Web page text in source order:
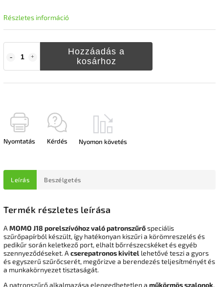
Hozzáadás a
kosárhoz
Részletes információ
Nyomtatás Kérdés Nyomon követés
Leírás Beszélgetés
Termék részletes leírása
A MOMO J18 porelszívóhoz való patronszűrőspeciális
szűrőpapírból készült, így hatékonyan kiszűri a körömreszelés és
pedikűr során keletkező port, elhalt bőrrészecskéket és egyéb
szennyeződéseket. A cserepatronos kivitel lehetővé teszi a gyors
és egyszerű szűrőcserét, megőrizve a berendezés teljesítményét és
a munkakörnyezet tisztaságát.
A patronszűrő alkalmazása elengedhetetlen a műkörmös szalonok,